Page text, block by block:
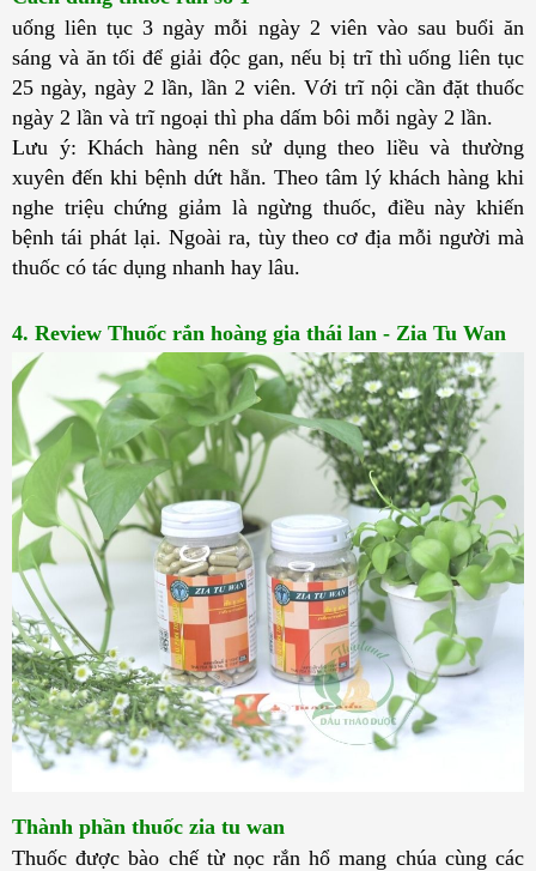
uống liên tục 3 ngày mỗi ngày 2 viên vào sau buổi ăn
sáng và ăn tối để giải độc gan, nếu bị trĩ thì uống liên tục
25 ngày, ngày 2 lần, lần 2 viên. Với trĩ nội cần đặt thuốc
ngày 2 lần và trĩ ngoại thì pha dấm bôi mỗi ngày 2 lần.
Lưu ý: Khách hàng nên sử dụng theo liều và thường
xuyên đến khi bệnh dứt hẵn. Theo tâm lý khách hàng khi
nghe triệu chứng giảm là ngừng thuốc, điều này khiến
bệnh tái phát lại. Ngoài ra, tùy theo cơ địa mỗi người mà
thuốc có tác dụng nhanh hay lâu.
4. Review Thuốc rắn hoàng gia thái lan - Zia Tu Wan
Thành phần thuốc zia tu wan
Thuốc được bào chế từ nọc rắn hổ mang chúa cùng các